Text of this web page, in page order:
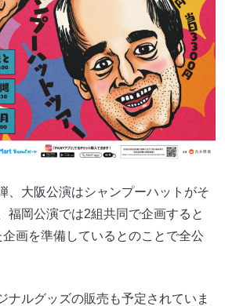
、大阪公演はシャンプーハットがそ
福岡公演では2組共同で企画すると
画を準備しているとのことで全公
ナルグッズの販売も予定されていま